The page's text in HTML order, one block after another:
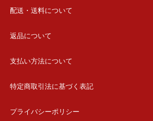
配送・送料について
返品について
支払い方法について
特定商取引法に基づく表記
プライバシーポリシー